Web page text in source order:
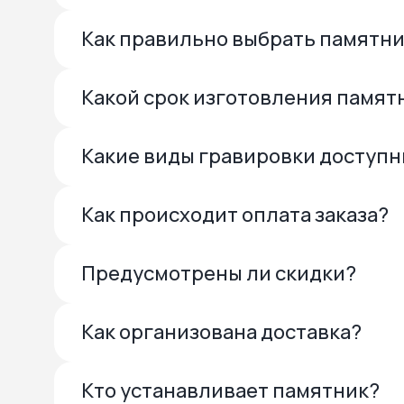
Как правильно выбрать
Какой срок изготовления
Какие виды гравировки
Как происходит оплата заказа?
Предусмотрены ли скидки?
Как организована доставка?
Кто устанавливает памятник?